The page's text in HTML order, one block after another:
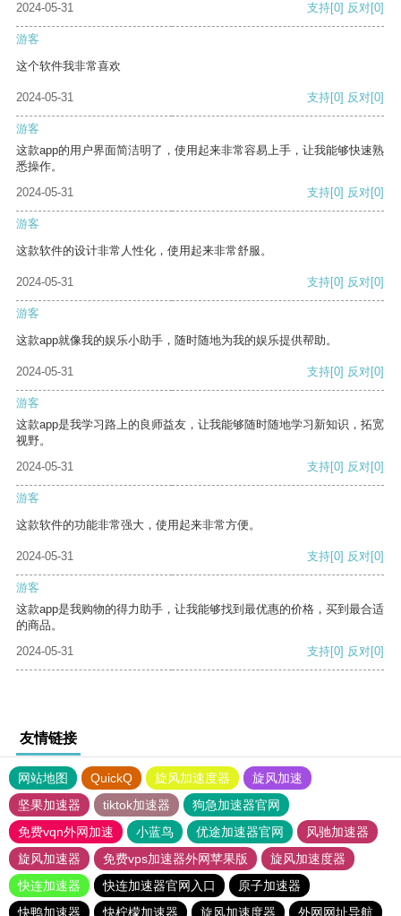
2024-05-31
支持[0] 反对[0]
游客
这个软件我非常喜欢
2024-05-31 支持[0] 反对[0]
游客
这款app的用户界面简洁明了，使用起来非常容易上手，让我能够快速熟
悉操作。
2024-05-31
支持[0] 反对[0]
游客
这款软件的设计非常人性化，使用起来非常舒服。
2024-05-31 支持[0] 反对[0]
游客
这款app就像我的娱乐小助手，随时随地为我的娱乐提供帮助。
2024-05-31 支持[0] 反对[0]
游客
这款app是我学习路上的良师益友，让我能够随时随地学习新知识，拓宽
视野。
2024-05-31
支持[0] 反对[0]
游客
这款软件的功能非常强大，使用起来非常方便。
2024-05-31 支持[0] 反对[0]
游客
这款app是我购物的得力助手，让我能够找到最优惠的价格，买到最合适
的商品。
2024-05-31
支持[0] 反对[0]
友情链接
网站地图 QuickQ 旋风加速度器
旋风加速
坚果加速器
tiktok加速器
狗急加速器官网
免费vqn外网加速
小蓝鸟 优途加速器官网
风驰加速器
旋风加速器
免费vps加速器外网苹果版
旋风加速度器
快连加速器
快连加速器官网入口
原子加速器
快鸭加速器
快柠檬加速器 旋风加速度器 外网网址导航